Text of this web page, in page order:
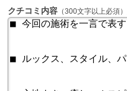
クチコミ内容 （300文字以上必須）